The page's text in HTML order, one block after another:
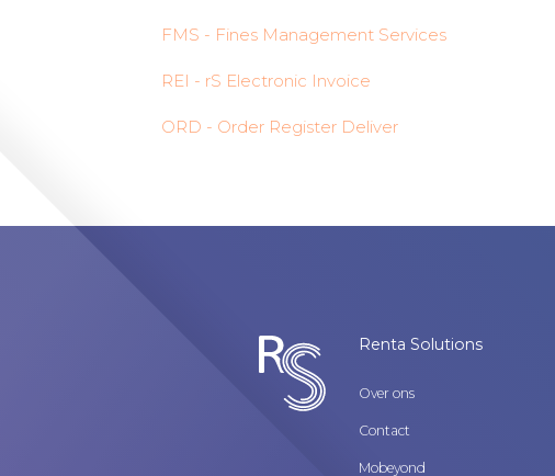
FMS - Fines Management Services
REI - rS Electronic Invoice
ORD - Order Register Deliver
Renta Solutions
Over ons
Contact
Mobeyond